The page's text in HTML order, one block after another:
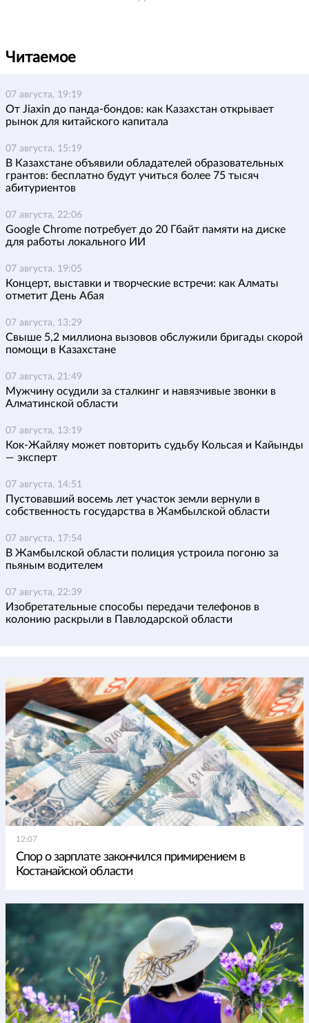
Читаемое
07 августа, 19:19
От Jiaxin до панда-бондов: как Казахстан открывает
рынок для китайского капитала
07 августа, 15:19
В Казахстане объявили обладателей образовательных
грантов: бесплатно будут учиться более 75 тысяч
абитуриентов
07 августа, 22:06
Google Chrome потребует до 20 Гбайт памяти на диске
для работы локального ИИ
07 августа, 19:05
Концерт, выставки и творческие встречи: как Алматы
отметит День Абая
07 августа, 13:29
Свыше 5,2 миллиона вызовов обслужили бригады скорой
помощи в Казахстане
07 августа, 21:49
Мужчину осудили за сталкинг и навязчивые звонки в
Алматинской области
07 августа, 13:19
Кок-Жайляу может повторить судьбу Кольсая и Кайынды
— эксперт
07 августа, 14:51
Пустовавший восемь лет участок земли вернули в
собственность государства в Жамбылской области
07 августа, 17:54
В Жамбылской области полиция устроила погоню за
пьяным водителем
07 августа, 22:39
Изобретательные способы передачи телефонов в
колонию раскрыли в Павлодарской области
12:07
Спор о зарплате закончился примирением в
Костанайской области